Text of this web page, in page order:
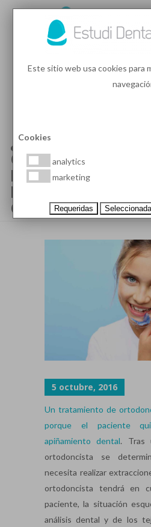
¿CUÁNDO ES
ORTODONCIA SIN
DE LA
ORTODONCIA
5 octubre, 2016
Un tratamiento de
porque el paciente
apiñamiento dental. Tras
ortodoncista se
necesita realizar
ortodoncista tendrá en
paciente, la situación
análisis dental y de los
Este sitio web usa cookies para
Cookies
analytics
marketing
Requeridas